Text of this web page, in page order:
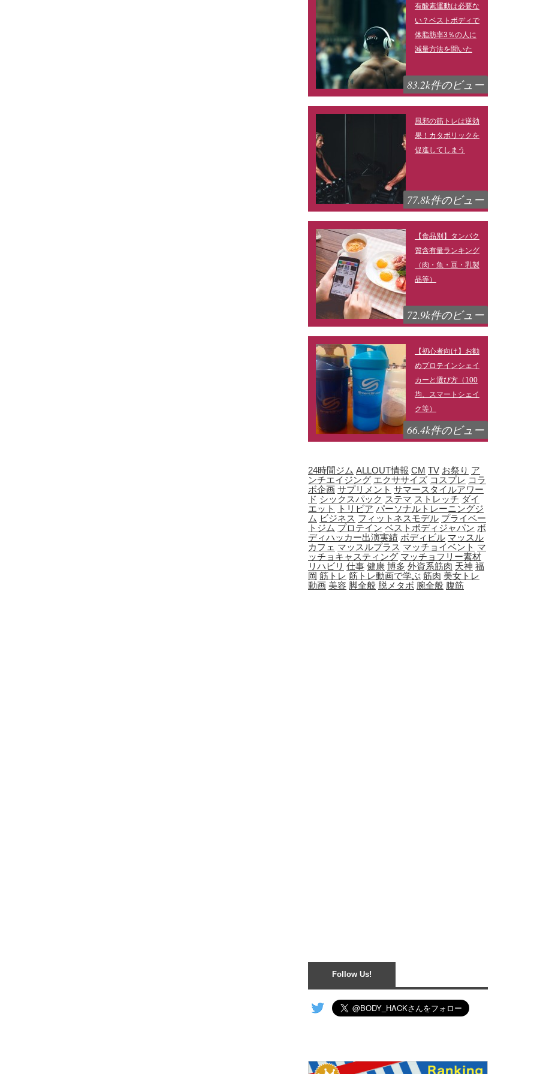
有酸素運動は必要な
い？ベストボディで
体脂肪率3％の人に
減量方法を聞いた
83.2k件のビュー
風邪の筋トレは逆効
果！カタボリックを
促進してしまう
77.8k件のビュー
【食品別】タンパク
質含有量ランキング
（肉・魚・豆・乳製
品等）
72.9k件のビュー
【初心者向け】お勧
めプロテインシェイ
カーと選び方（100
均、スマートシェイ
ク等）
66.4k件のビュー
24時間ジム ALLOUT情報 CM TV お祭り ア
ンチエイジング エクササイズ コスプレ コラ
ボ企画 サプリメント サマースタイルアワー
ド シックスパック ステマ ストレッチ ダイ
エット
トリビア パーソナルトレーニングジ
ム ビジネス フィットネスモデル プライベー
トジム プロテイン ベストボディジャパン ボ
ディハッカー出演実績 ボディビル マッスル
カフェ マッスルプラス マッチョイベント マ
ッチョキャスティング マッチョフリー素材
リハビリ 仕事 健康 博多 外資系筋肉 天神 福
岡 筋トレ 筋トレ動画で学ぶ 筋肉 美女トレ
動画 美容 脚全般 脱メタボ 腕全般 腹筋
Follow Us!